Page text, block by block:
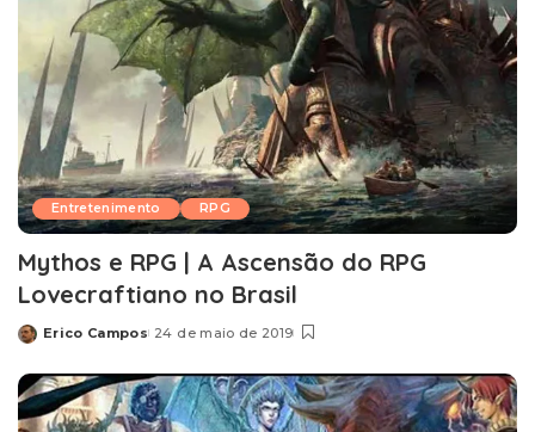
Entretenimento RPG
Mythos e RPG | A Ascensão do RPG
Lovecraftiano no Brasil
Posted
Erico Campos 24 de maio de 2019